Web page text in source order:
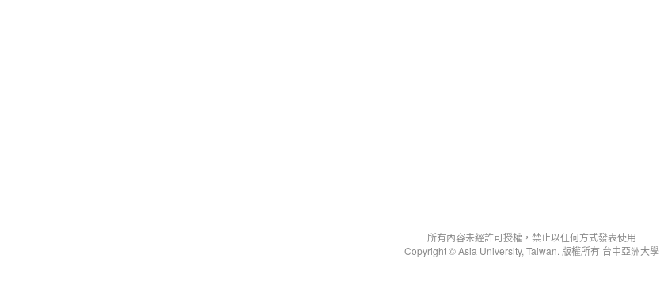
所有內容未經許可授權，禁止以任何方式發表使用
Copyright © Asia University, Taiwan. 版權所有 台中亞洲大學